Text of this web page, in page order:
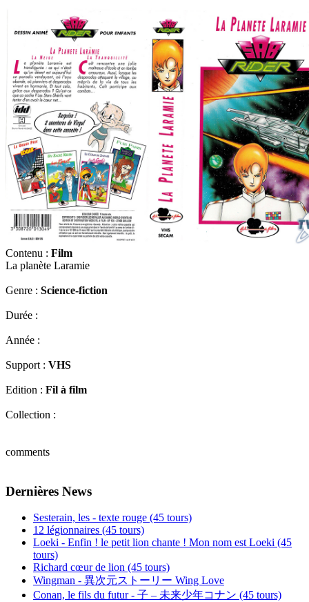
Contenu : Film
La planète Laramie
Genre : Science-fiction
Durée :
Année :
Support : VHS
Edition : Fil à film
Collection :
comments
Dernières News
Sesterain, les - texte rouge (45 tours)
12 légionnaires (45 tours)
Loeki - Enfin ! le petit lion chante ! Mon nom est Loeki (45
tours)
Richard cœur de lion (45 tours)
Wingman - 異次元ストーリー Wing Love
Conan, le fils du futur - 子 – 未来少年コナン (45 tours)